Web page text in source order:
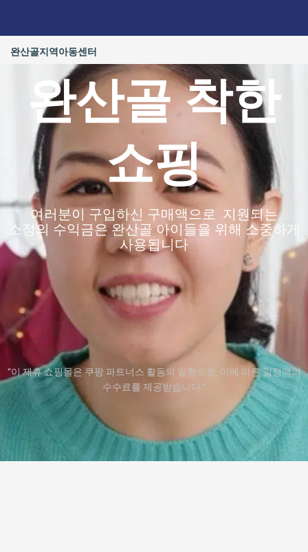
츠
완산골지역아동센터
완산골 착한
쇼핑
여러분이 구입하신 구매액으로 지원되는
소정의 수익금은 완산골 아이들을 위해 소중하게
사용됩니다
“이 제휴 쇼핑몰은 쿠팡 파트너스 활동의 일환으로, 이에 따른 일정액의
수수료를 제공받습니다.”